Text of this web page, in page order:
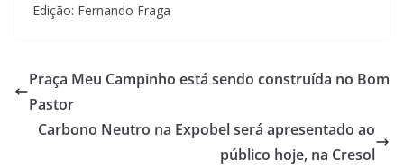
Edição: Fernando Fraga
Praça Meu Campinho está sendo construída no Bom
Pastor
Carbono Neutro na Expobel será apresentado ao
público hoje, na Cresol